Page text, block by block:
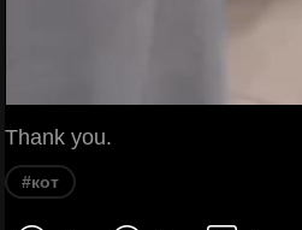
Thank you.
#кот